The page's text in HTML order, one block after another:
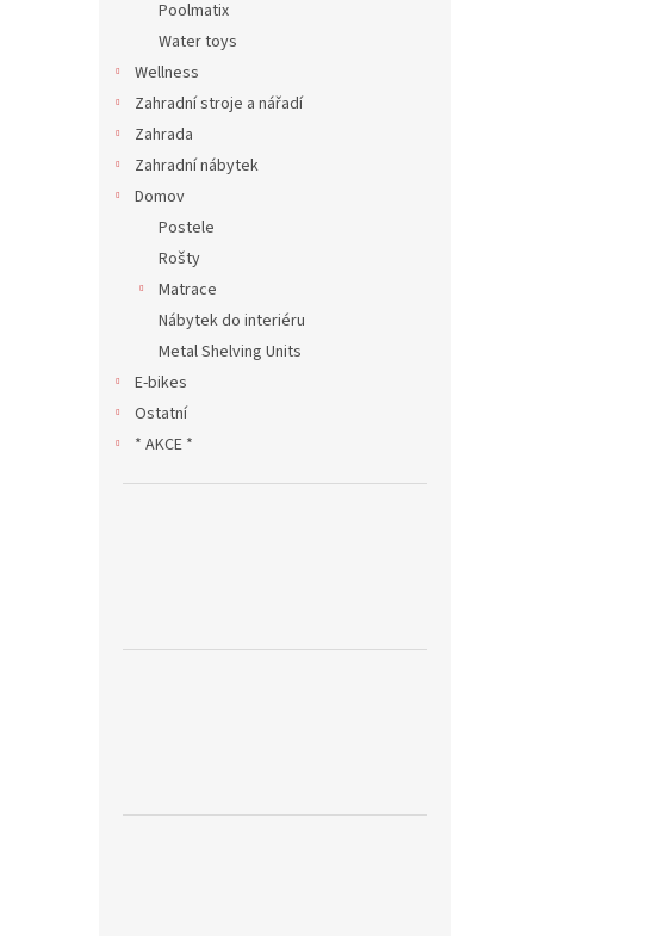
Poolmatix
Water toys
Wellness
Zahradní stroje a nářadí
Zahrada
Zahradní nábytek
Domov
Postele
Rošty
Matrace
Nábytek do interiéru
Metal Shelving Units
E-bikes
Ostatní
* AKCE *